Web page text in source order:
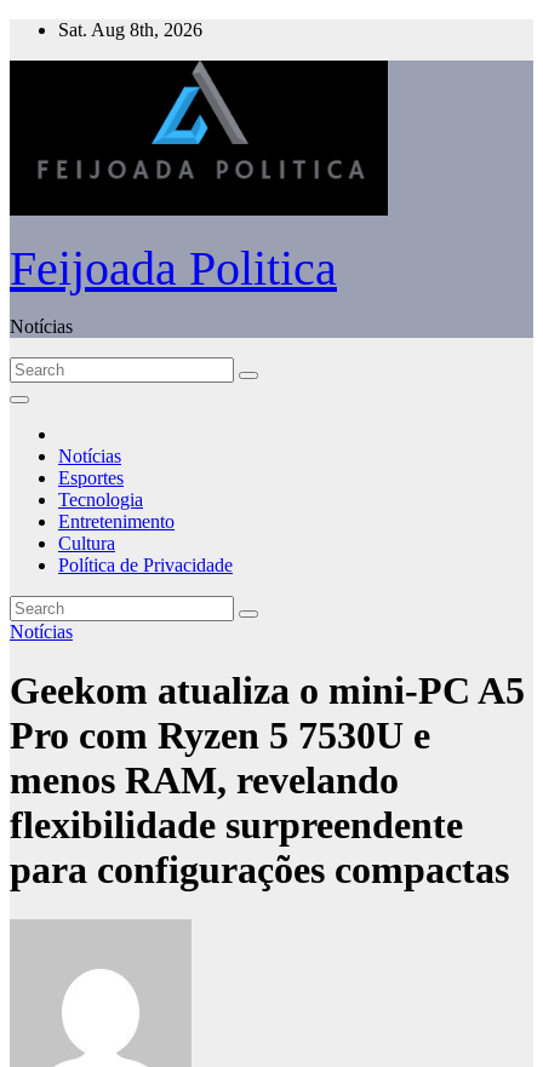
Skip
Sat. Aug 8th, 2026
Feijoada Politica
Notícias
Notícias
Esportes
Tecnologia
Entretenimento
Cultura
Política de Privacidade
Notícias
Geekom atualiza o mini-PC A5
Pro com Ryzen 5 7530U e
menos RAM, revelando
flexibilidade surpreendente
para configurações compactas